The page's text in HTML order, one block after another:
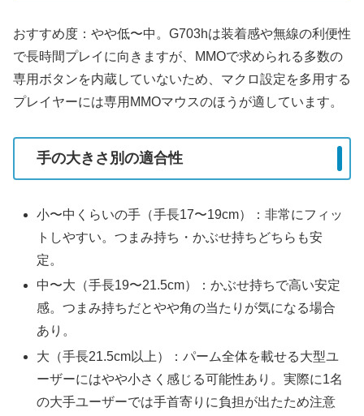
おすすめ度：やや低〜中。G703hは装着感や無線の利便性
で長時間プレイに向きますが、MMOで求められる多数の
専用ボタンを内蔵していないため、マクロ設定を多用する
プレイヤーには専用MMOマウスのほうが適しています。
手の大きさ別の適合性
小〜中くらいの手（手長17〜19cm）：非常にフィッ
トしやすい。つまみ持ち・かぶせ持ちどちらも安
定。
中〜大（手長19〜21.5cm）：かぶせ持ちで高い安定
感。つまみ持ちだとやや角の当たりが気になる場合
あり。
大（手長21.5cm以上）：パーム全体を載せる大型ユ
ーザーにはやや小さく感じる可能性あり。実際に1名
の大手ユーザーでは手首寄りに負担が出たため注意